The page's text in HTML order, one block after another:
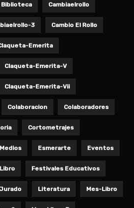
Biblioteca Cambiaelrollo
3 Cambio El Rollo
Emerita
Claqueta-Emerita-V
Claqueta-Emerita-Vii
Colaboracion Colaboradores
Cortometrajes
Esmerarte Eventos
Festivales Educativos
Jurado Literatura Mes-Libro